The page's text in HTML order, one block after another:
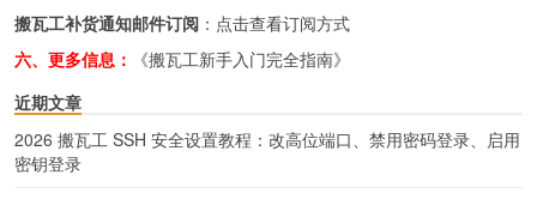
搬瓦工补货通知邮件订阅 ： 点击查看订阅方式
六、更多信息：
《搬瓦工新手入门完全指南》
近期文章
2026 搬瓦工 SSH 安全设置教程：改高位端口、禁用密码登录、启用
密钥登录